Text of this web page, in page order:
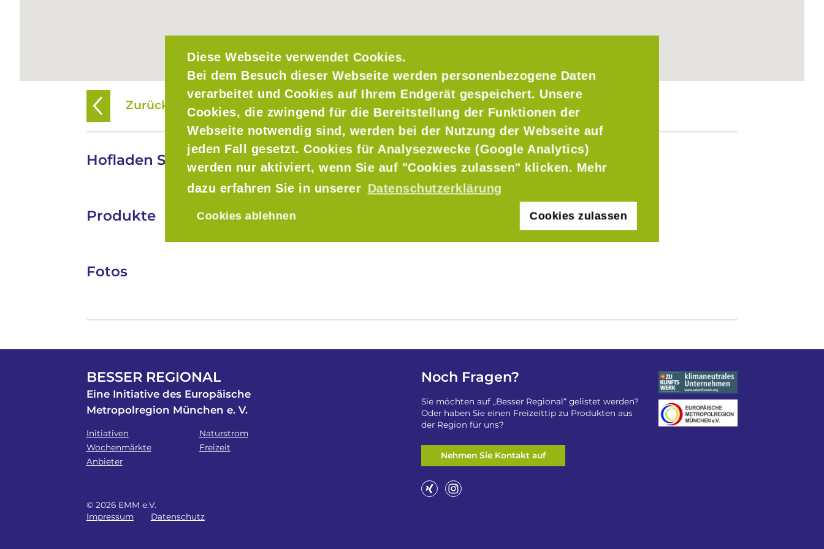
Diese Webseite verwendet Cookies.
Bei dem Besuch dieser Webseite werden personenbezogene Daten
verarbeitet und Cookies auf Ihrem Endgerät gespeichert. Unsere
Cookies, die zwingend für die Bereitstellung der Funktionen der
Webseite notwendig sind, werden bei der Nutzung der Webseite auf
jeden Fall gesetzt. Cookies für Analysezwecke (Google Analytics)
werden nur aktiviert, wenn Sie auf "Cookies zulassen" klicken. Mehr
dazu erfahren Sie in unserer Datenschutzerklärung
Cookies ablehnen Cookies zulassen
Zurück zur Übersicht
Hofladen Straß
Produkte
Fotos
BESSER REGIONAL
Eine Initiative des Europäische
Metropolregion München e. V.
Initiativen
Wochenmärkte
Anbieter
Naturstrom
Freizeit
© 2026 EMM e.V.
Impressum
Datenschutz
Noch Fragen?
Sie möchten auf „Besser Regional“ gelistet werden?
Oder haben Sie einen Freizeittip zu Produkten aus
der Region für uns?
Nehmen Sie Kontakt auf